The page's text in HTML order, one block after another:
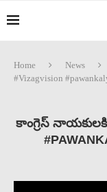
Home News
#Vizagvision
కాంగ్రెస్